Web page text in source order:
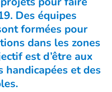
Des équipes
formées pour
dans les zones
est d’être aux
handicapées et des